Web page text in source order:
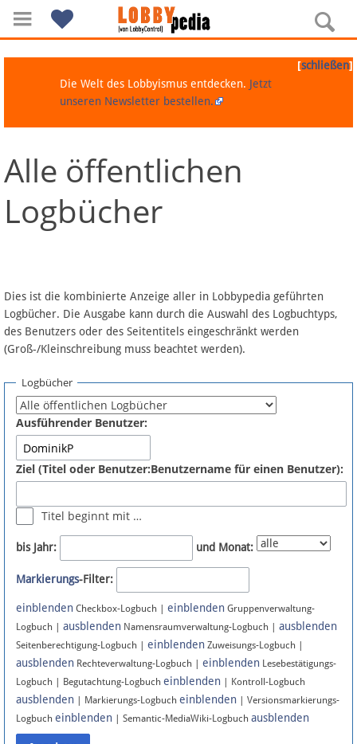
Navigation
Über Lobbypedia
Artikel nach Kategorien
FAQ
Fördermitglied werden
Fehler melden
Newsletter
Bluesky
Facebook
Instagram
Anmelden
[schließen]
Die Welt des Lobbyismus entdecken. Jetzt
unseren Newsletter bestellen.
Alle öffentlichen
Logbücher
Dies ist die kombinierte Anzeige aller in Lobbypedia geführten
Logbücher. Die Ausgabe kann durch die Auswahl des Logbuchtyps,
des Benutzers oder des Seitentitels eingeschränkt werden
(Groß-/Kleinschreibung muss beachtet werden).
Logbücher
Ausführender Benutzer:
Ziel (Titel oder Benutzer:Benutzername für einen Benutzer):
Titel beginnt mit …
bis Jahr: und Monat:
Markierungs-Filter:
einblenden Checkbox-Logbuch | einblenden Gruppenverwaltung-
Logbuch | ausblenden Namensraumverwaltung-Logbuch | ausblenden
Seitenberechtigung-Logbuch | einblenden Zuweisungs-Logbuch |
ausblenden Rechteverwaltung-Logbuch | einblenden Lesebestätigungs-
Logbuch | Begutachtung-Logbuch einblenden | Kontroll-Logbuch
ausblenden | Markierungs-Logbuch einblenden | Versionsmarkierungs-
Logbuch einblenden | Semantic-MediaWiki-Logbuch ausblenden